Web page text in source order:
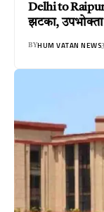
Delhi to
झटका, उपभोक्ता
BYHUM VATAN NEWS